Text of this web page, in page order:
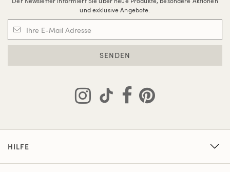
und exklusive Angebote.
SENDEN
HILFE